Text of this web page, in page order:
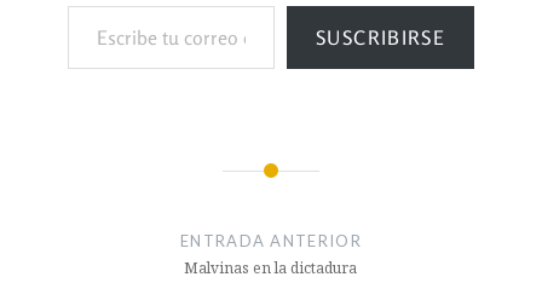
SUSCRIBIRSE
ENTRADA ANTERIOR
Malvinas en la dictadura